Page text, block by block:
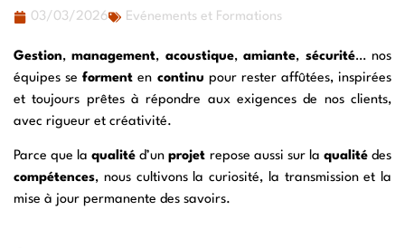
03/03/2026 Evénements et Formations
Gestion,management, acoustique,amiante, sécurité… nos
équipes seforment en continu pour rester affûtées, inspirées
et toujours prêtes à répondre aux exigences de nos clients,
avec rigueur et créativité.
Parce que laqualité d’unprojet repose aussi sur la qualitédes
compétences, nous cultivons la curiosité, la transmission et la
mise à jour permanente des savoirs.